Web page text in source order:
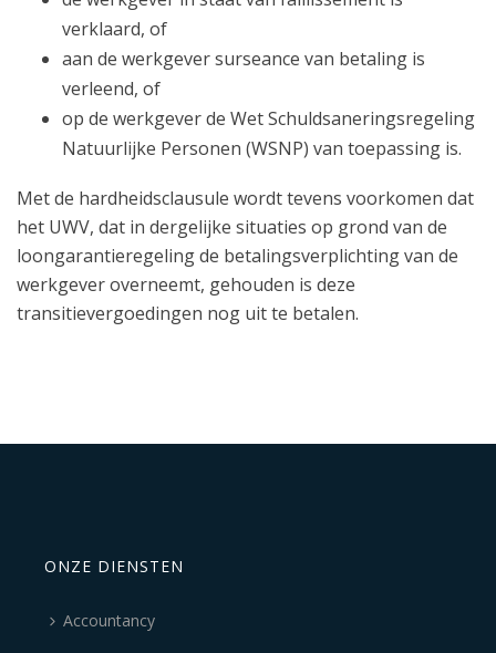
verklaard, of
aan de werkgever surseance van betaling is
verleend, of
op de werkgever de Wet Schuldsaneringsregeling
Natuurlijke Personen (WSNP) van toepassing is.
Met de hardheidsclausule wordt tevens voorkomen dat
het UWV, dat in dergelijke situaties op grond van de
loongarantieregeling de betalingsverplichting van de
werkgever overneemt, gehouden is deze
transitievergoedingen nog uit te betalen.
ONZE DIENSTEN
Accountancy